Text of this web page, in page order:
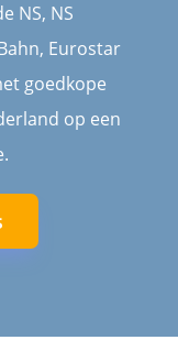
NS, NS
Eurostar
goedkope
op een